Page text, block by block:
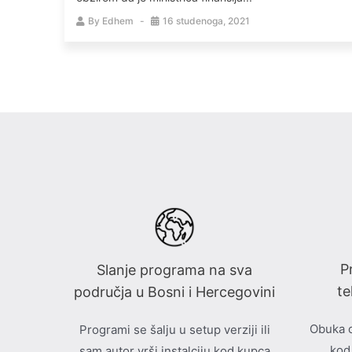
By Edhem 16 studenoga, 2021
Slanje programa na sva
područja u Bosni i Hercegovini
Programi se šalju u setup verziji ili
Obuka